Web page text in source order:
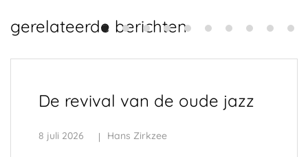
gerelateerde berichten
De revival van de oude jazz
8 juli 2026 Hans Zirkzee